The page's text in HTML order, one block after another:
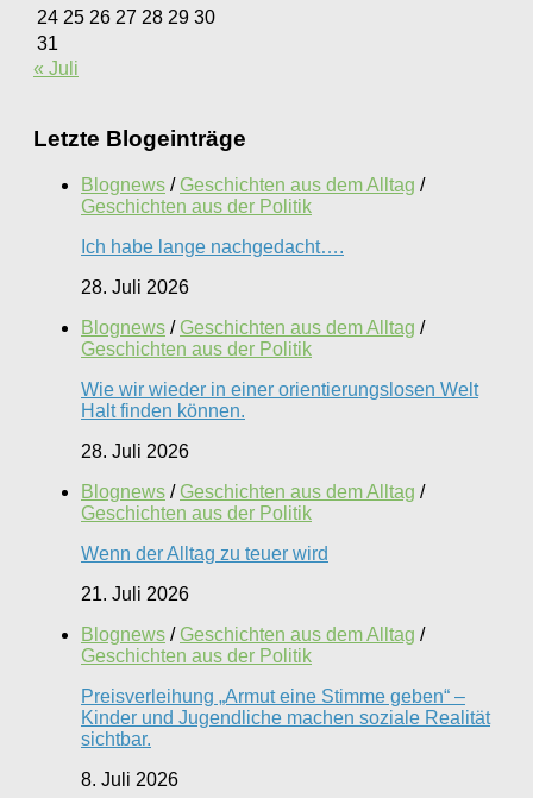
24 25 26 27 28 29 30
31
« Juli
Letzte Blogeinträge
Blognews / Geschichten aus dem Alltag /
Geschichten aus der Politik
Ich habe lange nachgedacht….
28. Juli 2026
Blognews / Geschichten aus dem Alltag /
Geschichten aus der Politik
Wie wir wieder in einer orientierungslosen Welt
Halt finden können.
28. Juli 2026
Blognews / Geschichten aus dem Alltag /
Geschichten aus der Politik
Wenn der Alltag zu teuer wird
21. Juli 2026
Blognews / Geschichten aus dem Alltag /
Geschichten aus der Politik
Preisverleihung „Armut eine Stimme geben“ –
Kinder und Jugendliche machen soziale Realität
sichtbar.
8. Juli 2026